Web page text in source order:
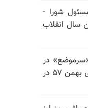
شورا -
سال انقلاب
«سرموضع» در
سالگرد قتل‌عام ۳۰ هزار لاله‌های بهمن ۵۷ در